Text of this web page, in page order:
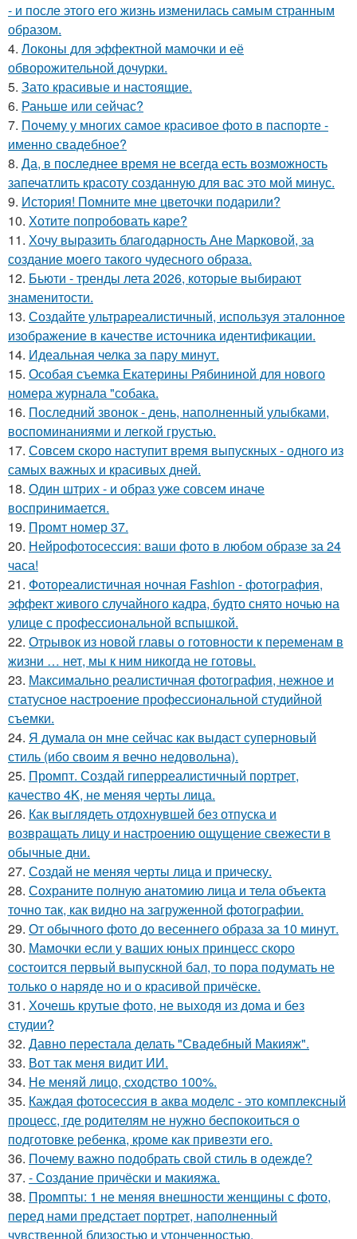
- и после этого его жизнь изменилась самым странным
образом.
4. Локоны для эффектной мамочки и её
обворожительной дочурки.
5. Зато красивые и настоящие.
6. Раньше или сейчас?
7. Почему у многих самое красивое фото в паспорте -
именно свадебное?
8. Да, в последнее время не всегда есть возможность
запечатлить красоту созданную для вас это мой минус.
9. История! Помните мне цветочки подарили?
10. Хотите попробовать каре?
11. Хочу выразить благодарность Ане Марковой, за
создание моего такого чудесного образа.
12. Бьюти - тренды лета 2026, которые выбирают
знаменитости.
13. Создайте ультрареалистичный, используя эталонное
изображение в качестве источника идентификации.
14. Идеальная челка за пару минут.
15. Особая съемка Екатерины Рябининой для нового
номера журнала "собака.
16. Последний звонок - день, наполненный улыбками,
воспоминаниями и легкой грустью.
17. Совсем скоро наступит время выпускных - одного из
самых важных и красивых дней.
18. Один штрих - и образ уже совсем иначе
воспринимается.
19. Промт номер 37.
20. Нейрофотосессия: ваши фото в любом образе за 24
часа!
21. Фотореалистичная ночная Fashion - фотография,
эффект живого случайного кадра, будто снято ночью на
улице с профессиональной вспышкой.
22. Отрывок из новой главы о готовности к переменам в
жизни … нет, мы к ним никогда не готовы.
23. Максимально реалистичная фотография, нежное и
статусное настроение профессиональной студийной
съемки.
24. Я думала он мне сейчас как выдаст суперновый
стиль (ибо своим я вечно недовольна).
25. Промпт. Создай гиперреалистичный портрет,
качество 4K, не меняя черты лица.
26. Как выглядеть отдохнувшей без отпуска и
возвращать лицу и настроению ощущение свежести в
обычные дни.
27. Создай не меняя черты лица и прическу.
28. Сохраните полную анатомию лица и тела объекта
точно так, как видно на загруженной фотографии.
29. От обычного фото до весеннего образа за 10 минут.
30. Мамочки если у ваших юных принцесс скоро
состоится первый выпускной бал, то пора подумать не
только о наряде но и о красивой причёске.
31. Хочешь крутые фото, не выходя из дома и без
студии?
32. Давно перестала делать "Свадебный Макияж".
33. Вот так меня видит ИИ.
34. Не меняй лицо, сходство 100%.
35. Каждая фотосессия в аква моделс - это комплексный
процесс, где родителям не нужно беспокоиться о
подготовке ребенка, кроме как привезти его.
36. Почему важно подобрать свой стиль в одежде?
37. - Создание причёски и макияжа.
38. Промпты: 1 не меняя внешности женщины с фото,
перед нами предстает портрет, наполненный
чувственной близостью и утонченностью.